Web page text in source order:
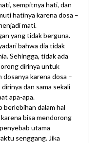
sempitnya hati, dan
hatinya karena dosa –
mati.
yang tidak berguna.
bahwa dia tidak
Sehingga, tidak ada
dirinya untuk
karena dosa –
dan sama sekali
apa-apa.
berlebihan dalam hal
bisa mendorong
utama
senggang. Jika